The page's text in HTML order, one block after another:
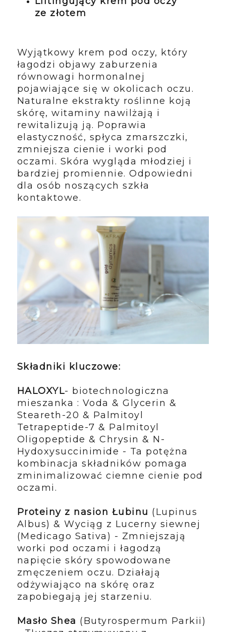
ze złotem
Wyjątkowy krem pod oczy, który
łagodzi objawy zaburzenia
równowagi hormonalnej
pojawiające się w okolicach oczu.
Naturalne ekstrakty roślinne koją
skórę, witaminy nawilżają i
rewitalizują ją. Poprawia
elastyczność, spłyca zmarszczki,
zmniejsza cienie i worki pod
oczami. Skóra wygląda młodziej i
bardziej promiennie. Odpowiedni
dla osób noszących szkła
kontaktowe.
Składniki kluczowe:
HALOXYL- biotechnologiczna
mieszanka : Voda & Glycerin &
Steareth-20 & Palmitoyl
Tetrapeptide-7 & Palmitoyl
Oligopeptide & Chrysin & N-
Hydoxysuccinimide - Ta potężna
kombinacja składników pomaga
zminimalizować ciemne cienie pod
oczami.
Proteiny z nasion Łubinu (Lupinus
Albus) & Wyciąg z Lucerny siewnej
(Medicago Sativa) - Zmniejszają
worki pod oczami i łagodzą
napięcie skóry spowodowane
zmęczeniem oczu. Działają
odżywiająco na skórę oraz
zapobiegają jej starzeniu.
Masło Shea (Butyrospermum Parkii)